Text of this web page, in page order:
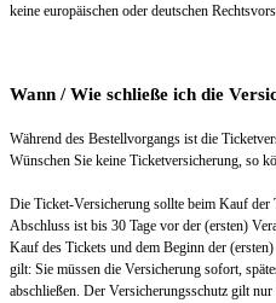
keine europäischen oder deutschen
Wann / Wie schließe ich die
Während des Bestellvorgangs ist die
Wünschen Sie keine Ticketversicherung, so
Die Ticket-Versicherung sollte beim Kauf der
Abschluss ist bis 30 Tage vor der (ersten)
Kauf des Tickets und dem Beginn der
gilt: Sie müssen die Versicherung sofort,
abschließen. Der Versicherungsschutz gilt